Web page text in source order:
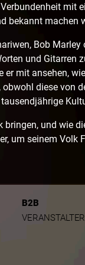
mit
bekannt machen
Bob Marley
und Gitarren
mit ansehen,
diese von
und wie
um seinem Volk
B2B